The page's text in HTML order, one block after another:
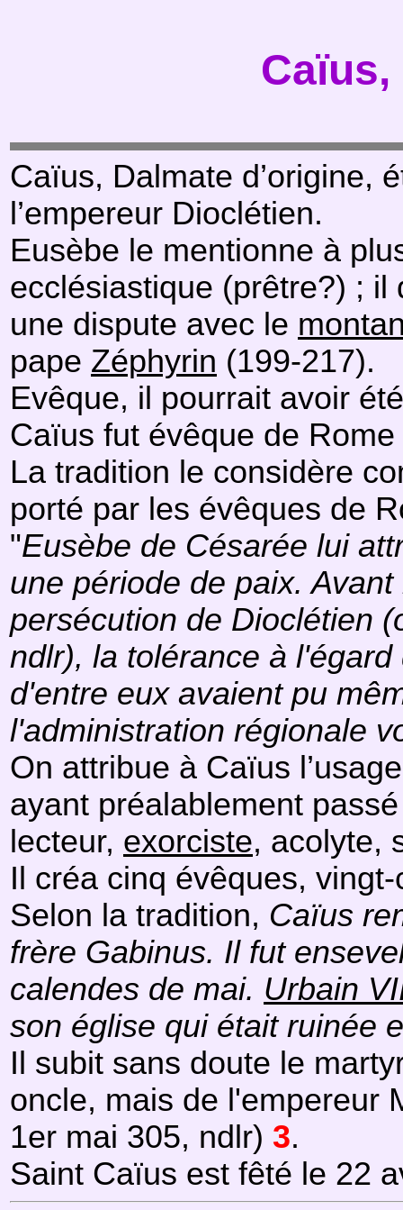
Caïus,
Caïus, Dalmate d’origine,
l’empereur Dioclétien.
Eusèbe le mentionne à
ecclésiastique (prêtre?) ; il
une dispute avec le
pape Zéphyrin (199-217).
Evêque, il pourrait avoir
Caïus fut évêque de
La tradition le considère
porté par les évêques de
"Eusèbe de Césarée lui
une période de paix.
persécution de Dioclétien
ndlr), la tolérance à
d'entre eux avaient pu
l'administration régionale
On attribue à Caïus
ayant préalablement
lecteur, exorciste, acolyte,
Il créa cinq évêques,
Selon la tradition, Caïus
frère Gabinus. Il fut
calendes de mai. Urbain
son église qui était ruinée
Il subit sans doute le
oncle, mais de l'empereur
1er mai 305, ndlr) 3.
Saint Caïus est fêté le 22